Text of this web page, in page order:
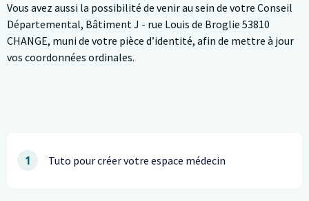
Vous avez aussi la possibilité de venir au sein de votre Conseil
Départemental, Bâtiment J - rue Louis de Broglie 53810
CHANGE, muni de votre pièce d’identité, afin de mettre à jour
vos coordonnées ordinales.
1 Tuto pour créer votre espace médecin